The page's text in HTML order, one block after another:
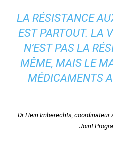
LA RÉSISTANCE
EST PARTOUT. LA
N’EST PAS LA
MÊME, MAIS LE
MÉDICAMENTS
Dr Hein Imberechts, coordinateur
Joint